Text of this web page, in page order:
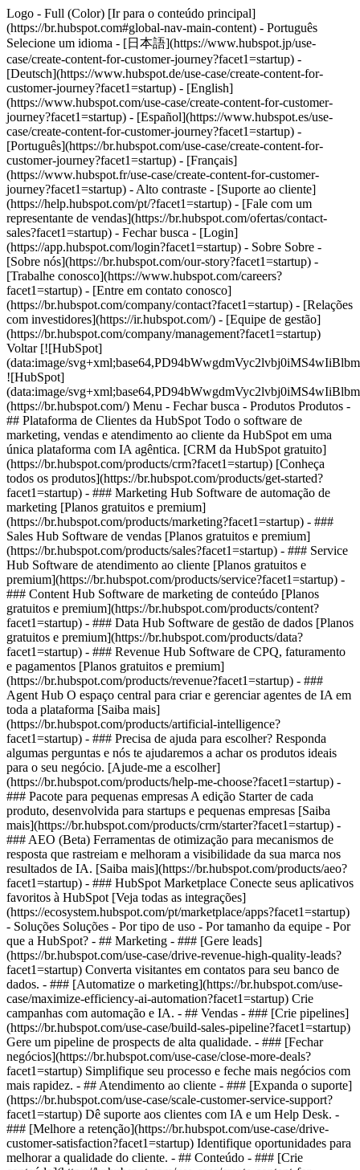
Logo - Full (Color) [Ir para o conteúdo principal]
(https://br.hubspot.com#global-nav-main-content) - Português
Selecione um idioma - [日本語](https://www.hubspot.jp/use-
case/create-content-for-customer-journey?facet1=startup) -
[Deutsch](https://www.hubspot.de/use-case/create-content-for-
customer-journey?facet1=startup) - [English]
(https://www.hubspot.com/use-case/create-content-for-customer-
journey?facet1=startup) - [Español](https://www.hubspot.es/use-
case/create-content-for-customer-journey?facet1=startup) -
[Português](https://br.hubspot.com/use-case/create-content-for-
customer-journey?facet1=startup) - [Français]
(https://www.hubspot.fr/use-case/create-content-for-customer-
journey?facet1=startup) - Alto contraste - [Suporte ao cliente]
(https://help.hubspot.com/pt/?facet1=startup) - [Fale com um
representante de vendas](https://br.hubspot.com/ofertas/contact-
sales?facet1=startup) - Fechar busca - [Login]
(https://app.hubspot.com/login?facet1=startup) - Sobre Sobre -
[Sobre nós](https://br.hubspot.com/our-story?facet1=startup) -
[Trabalhe conosco](https://www.hubspot.com/careers?
facet1=startup) - [Entre em contato conosco]
(https://br.hubspot.com/company/contact?facet1=startup) - [Relações
com investidores](https://ir.hubspot.com/) - [Equipe de gestão]
(https://br.hubspot.com/company/management?facet1=startup)
Voltar [![HubSpot]
(data:image/
![HubSpot]
(data:image/
(https://br.hubspot.com/) Menu - Fechar busca - Produtos Produtos -
## Plataforma de Clientes da HubSpot Todo o software de
marketing, vendas e atendimento ao cliente da HubSpot em uma
única plataforma com IA agêntica. [CRM da HubSpot gratuito]
(https://br.hubspot.com/products/crm?facet1=startup) [Conheça
todos os produtos](https://br.hubspot.com/products/get-started?
facet1=startup) - ### Marketing Hub Software de automação de
marketing [Planos gratuitos e premium]
(https://br.hubspot.com/products/marketing?facet1=startup) - ###
Sales Hub Software de vendas [Planos gratuitos e premium]
(https://br.hubspot.com/products/sales?facet1=startup) - ### Service
Hub Software de atendimento ao cliente [Planos gratuitos e
premium](https://br.hubspot.com/products/service?facet1=startup) -
### Content Hub Software de marketing de conteúdo [Planos
gratuitos e premium](https://br.hubspot.com/products/content?
facet1=startup) - ### Data Hub Software de gestão de dados [Planos
gratuitos e premium](https://br.hubspot.com/products/data?
facet1=startup) - ### Revenue Hub Software de CPQ, faturamento
e pagamentos [Planos gratuitos e premium]
(https://br.hubspot.com/products/revenue?facet1=startup) - ###
Agent Hub O espaço central para criar e gerenciar agentes de IA em
toda a plataforma [Saiba mais]
(https://br.hubspot.com/products/artificial-intelligence?
facet1=startup) - ### Precisa de ajuda para escolher? Responda
algumas perguntas e nós te ajudaremos a achar os produtos ideais
para o seu negócio. [Ajude-me a escolher]
(https://br.hubspot.com/products/help-me-choose?facet1=startup) -
### Pacote para pequenas empresas A edição Starter de cada
produto, desenvolvida para startups e pequenas empresas [Saiba
mais](https://br.hubspot.com/products/crm/starter?facet1=startup) -
### AEO (Beta) Ferramentas de otimização para mecanismos de
resposta que rastreiam e melhoram a visibilidade da sua marca nos
resultados de IA. [Saiba mais](https://br.hubspot.com/products/aeo?
facet1=startup) - ### HubSpot Marketplace Conecte seus aplicativos
favoritos à HubSpot [Veja todas as integrações]
(https://ecosystem.hubspot.com/pt/marketplace/apps?facet1=startup)
- Soluções Soluções - Por tipo de uso - Por tamanho da equipe - Por
que a HubSpot? - ## Marketing - ### [Gere leads]
(https://br.hubspot.com/use-case/drive-revenue-high-quality-leads?
facet1=startup) Converta visitantes em contatos para seu banco de
dados. - ### [Automatize o marketing](https://br.hubspot.com/use-
case/maximize-efficiency-ai-automation?facet1=startup) Crie
campanhas com automação e IA. - ## Vendas - ### [Crie pipelines]
(https://br.hubspot.com/use-case/build-sales-pipeline?facet1=startup)
Gere um pipeline de prospects de alta qualidade. - ### [Fechar
negócios](https://br.hubspot.com/use-case/close-more-deals?
facet1=startup) Simplifique seu processo e feche mais negócios com
mais rapidez. - ## Atendimento ao cliente - ### [Expanda o suporte]
(https://br.hubspot.com/use-case/scale-customer-service-support?
facet1=startup) Dê suporte aos clientes com IA e um Help Desk. -
### [Melhore a retenção](https://br.hubspot.com/use-case/drive-
customer-satisfaction?facet1=startup) Identifique oportunidades para
melhorar a qualidade do cliente. - ## Conteúdo - ### [Crie